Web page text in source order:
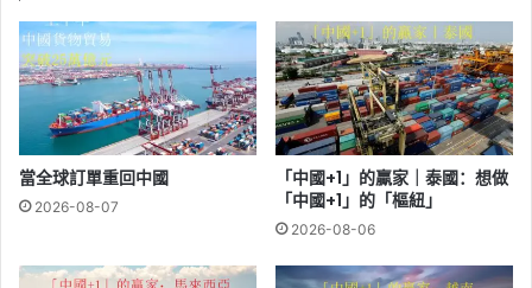
當全球訂單重回中國
2026-08-07
「中國+1」的贏家｜泰國：想做
「中國+1」的「樞紐」
2026-08-06